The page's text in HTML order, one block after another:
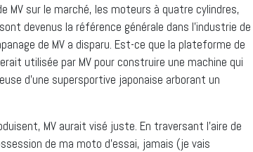
MV sur le marché, les moteurs à quatre cylindres,
devenus la référence générale dans l’industrie de
de MV a disparu. Est-ce que la plateforme de
utilisée par MV pour construire une machine qui
d’une supersportive japonaise arborant un
MV aurait visé juste. En traversant l’aire de
de ma moto d’essai, jamais (je vais